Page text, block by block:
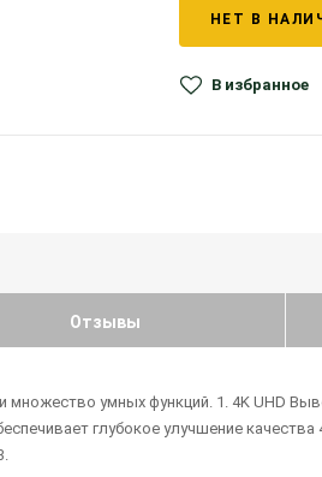
НЕТ В
В избранное
Отзывы
умных функций. 1. 4K UHD
глубокое улучшение качества